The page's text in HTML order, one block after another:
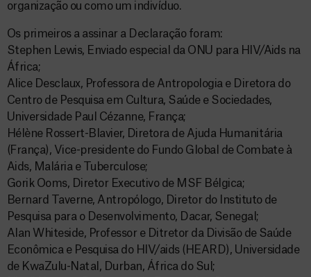
organização ou como um indivíduo.
Os primeiros a assinar a Declaração foram:
Stephen Lewis, Enviado especial da ONU para HIV/Aids na
África;
Alice Desclaux, Professora de Antropologia e Diretora do
Centro de Pesquisa em Cultura, Saúde e Sociedades,
Universidade Paul Cézanne, França;
Hélène Rossert-Blavier, Diretora de Ajuda Humanitária
(França), Vice-presidente do Fundo Global de Combate à
Aids, Malária e Tuberculose;
Gorik Ooms, Diretor Executivo de MSF Bélgica;
Bernard Taverne, Antropólogo, Diretor do Instituto de
Pesquisa para o Desenvolvimento, Dacar, Senegal;
Alan Whiteside, Professor e Ditretor da Divisão de Saúde
Econômica e Pesquisa do HIV/aids (HEARD), Universidade
de KwaZulu-Natal, Durban, África do Sul;